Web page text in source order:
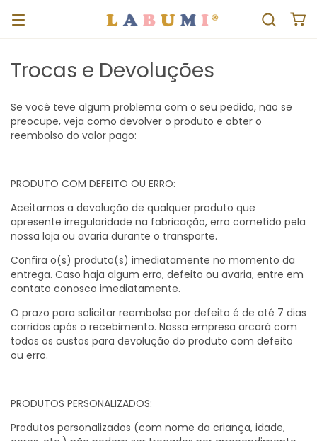
Trocas e Devoluções
Se você teve algum problema com o seu pedido, não se
preocupe, veja como devolver o produto e obter o
reembolso do valor pago:
PRODUTO COM DEFEITO OU ERRO:
Aceitamos a devolução de qualquer produto que
apresente irregularidade na fabricação, erro cometido pela
nossa loja ou avaria durante o transporte.
Confira o(s) produto(s) imediatamente no momento da
entrega. Caso haja algum erro, defeito ou avaria, entre em
contato conosco imediatamente.
O prazo para solicitar reembolso por defeito é de até 7 dias
corridos após o recebimento. Nossa empresa arcará com
todos os custos para devolução do produto com defeito
ou erro.
PRODUTOS PERSONALIZADOS:
Produtos personalizados (com nome da criança, idade,